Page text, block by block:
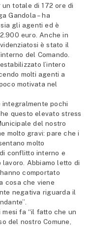
totale di 172 ore di
Gandola – ha
gli agenti ed è
euro. Anche in
è stato il
del Comando.
l’intero
molti agenti a
motivata nel
pochi
questo elevato stress
del nostro
molto gravi: pare che i
molto
conflitto interno e
Abbiamo letto di
comportato
cosa che viene
negativa riguarda il
fa “il fatto che un
del nostro Comune,